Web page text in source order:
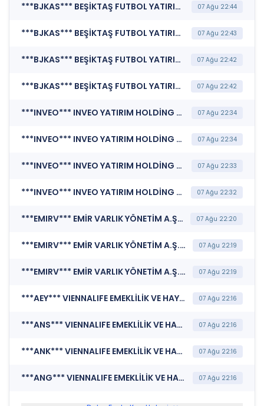
***BJKAS*** BEŞİKTAŞ FUTBOL YATIRIMLARI SANAYİ VE TİCARET A.Ş. (Kurumsal Yönetim Bilgi Formu) 07 Ağu 22:44
***BJKAS*** BEŞİKTAŞ FUTBOL YATIRIMLARI SANAYİ VE TİCARET A.Ş. (Sorumluluk Beyanı (Konsolide)) 07 Ağu 22:43
***BJKAS*** BEŞİKTAŞ FUTBOL YATIRIMLARI SANAYİ VE TİCARET A.Ş. (Faaliyet Raporu (Konsolide)) 07 Ağu 22:42
***BJKAS*** BEŞİKTAŞ FUTBOL YATIRIMLARI SANAYİ VE TİCARET A.Ş. (Finansal Rapor) 07 Ağu 22:42
***INVEO*** INVEO YATIRIM HOLDİNG A.Ş. (Katılım Finansı İlkeleri Bilgi Formu ) 07 Ağu 22:34
***INVEO*** INVEO YATIRIM HOLDİNG A.Ş. (Sorumluluk Beyanı (Konsolide Olmayan)) 07 Ağu 22:34
***INVEO*** INVEO YATIRIM HOLDİNG A.Ş. (Faaliyet Raporu (Konsolide Olmayan)) 07 Ağu 22:33
***INVEO*** INVEO YATIRIM HOLDİNG A.Ş. (Finansal Rapor ) 07 Ağu 22:32
***EMIRV*** EMİR VARLIK YÖNETİM A.Ş. (Sorumluluk Beyanı (Konsolide Olmayan)) 07 Ağu 22:20
***EMIRV*** EMİR VARLIK YÖNETİM A.Ş. (Faaliyet Raporu (Konsolide Olmayan)) 07 Ağu 22:19
***EMIRV*** EMİR VARLIK YÖNETİM A.Ş. (Banka Finansal Rapor) 07 Ağu 22:19
***AEY*** VIENNALIFE EMEKLİLİK VE HAYAT A.Ş. (Altı Aylık Rapor ) 07 Ağu 22:16
***ANS*** VIENNALIFE EMEKLİLİK VE HAYAT A.Ş. (Altı Aylık Rapor ) 07 Ağu 22:16
***ANK*** VIENNALIFE EMEKLİLİK VE HAYAT A.Ş. (Altı Aylık Rapor ) 07 Ağu 22:16
***ANG*** VIENNALIFE EMEKLİLİK VE HAYAT A.Ş. (Altı Aylık Rapor ) 07 Ağu 22:16